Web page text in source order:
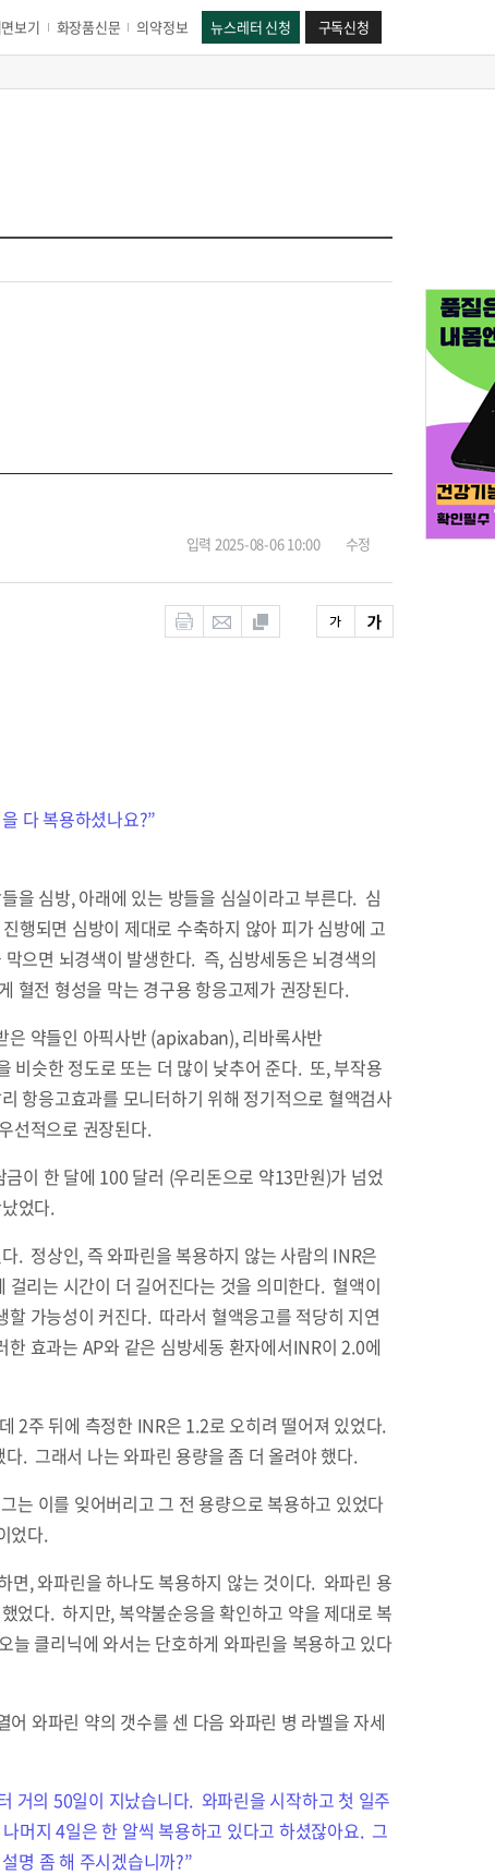
보기 화장품신문 의약정보 뉴스레터 신청 구독신청
입력 2025-08-06 10:00 수정
다 복용하셨나요?”
심방, 아래에 있는 방들을 심실이라고 부른다. 심
행되면 심방이 제대로 수축하지 않아 피가 심방에 고
으면 뇌경색이 발생한다. 즉, 심방세동은 뇌경색의
혈전 형성을 막는 경구용 항응고제가 권장된다.
은 약들인 아픽사반 (apixaban), 리바록사반
슷한 정도로 또는 더 많이 낮추어 준다. 또, 부작용
항응고효과를 모니터하기 위해 정기적으로 혈액검사
선적으로 권장된다.
이 한 달에 100 달러 (우리돈으로 약13만원)가 넘었
었다.
정상인, 즉 와파린을 복용하지 않는 사람의 INR은
리는 시간이 더 길어진다는 것을 의미한다. 혈액이
가능성이 커진다. 따라서 혈액응고를 적당히 지연
효과는 AP와 같은 심방세동 환자에서INR이 2.0에
2주 뒤에 측정한 INR은 1.2로 오히려 떨어져 있었다.
. 그래서 나는 와파린 용량을 좀 더 올려야 했다.
는 이를 잊어버리고 그 전 용량으로 복용하고 있었다
었다.
, 와파린을 하나도 복용하지 않는 것이다. 와파린 용
었다. 하지만, 복약불순응을 확인하고 약을 제대로 복
클리닉에 와서는 단호하게 와파린을 복용하고 있다
와파린 약의 갯수를 센 다음 와파린 병 라벨을 자세
거의 50일이 지났습니다. 와파린을 시작하고 첫 일주
머지 4일은 한 알씩 복용하고 있다고 하셨잖아요. 그
명 좀 해 주시겠습니까?”